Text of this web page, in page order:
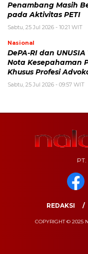
Penambang Masih
pada Aktivitas PETI
Sabtu, 25 Jul 2026 - 10:21 WIT
Nasional
DePA-RI dan
Nota Kesepahaman
Khusus Profesi
Sabtu, 25 Jul 2026 - 09:57 WIT
REDAKSI
COPYRIGHT © 2025